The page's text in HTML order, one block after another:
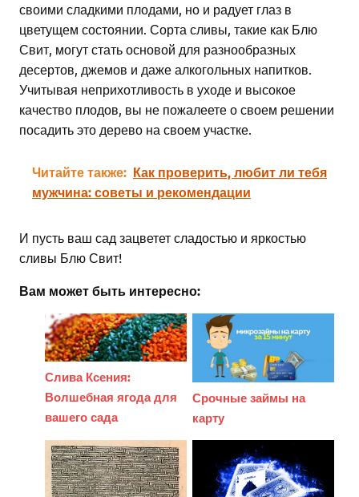
своими сладкими плодами, но и радует глаз в
цветущем состоянии. Сорта сливы, такие как Блю
Свит, могут стать основой для разнообразных
десертов, джемов и даже алкогольных напитков.
Учитывая неприхотливость в уходе и высокое
качество плодов, вы не пожалеете о своем решении
посадить это дерево на своем участке.
Читайте также: Как проверить, любит ли тебя
мужчина: советы и рекомендации
И пусть ваш сад зацветет сладостью и яркостью
сливы Блю Свит!
Вам может быть интересно:
Слива Ксения:
Волшебная ягода для
вашего сада
Срочные займы на
карту